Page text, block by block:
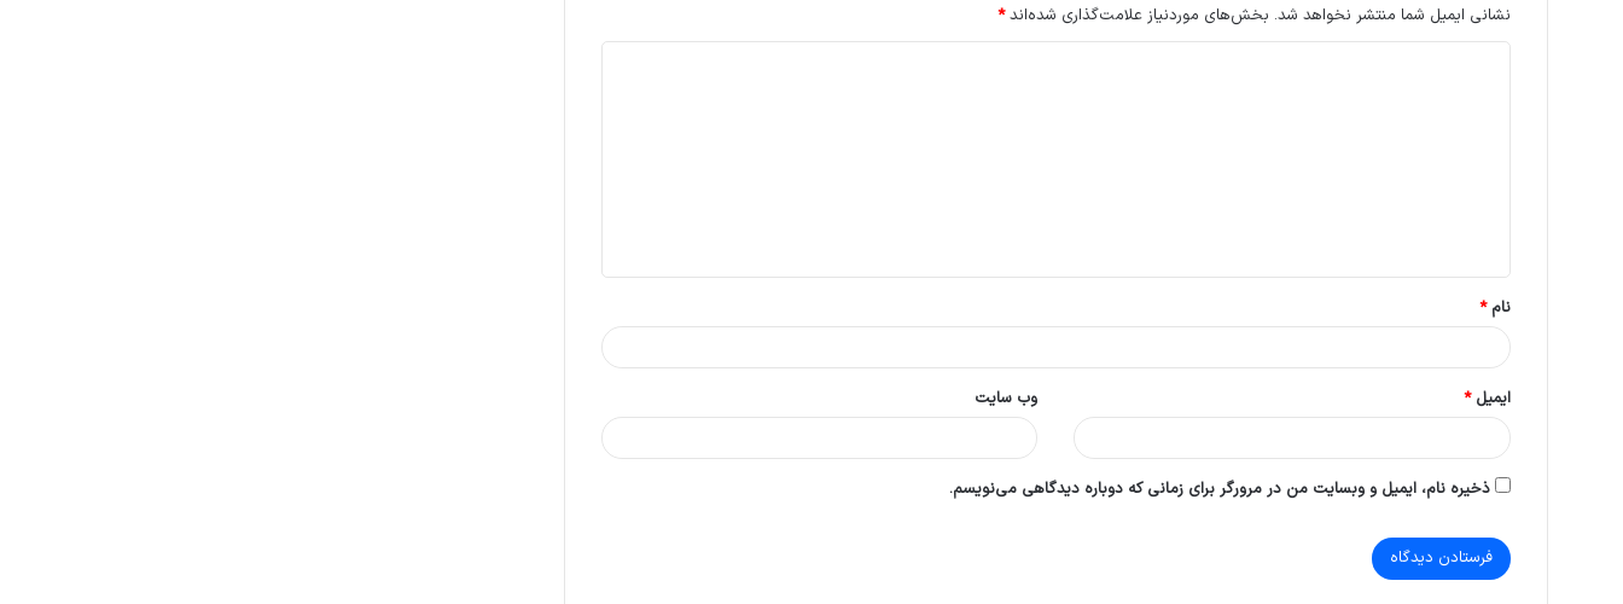
نشانی ایمیل شما منتشر نخواهد شد. بخش‌های موردنیاز علامت‌گذاری شده‌اند*
*
نام*
ایمیل* وب‌ سایت
ذخیره نام، ایمیل و وبسایت من در مرورگر برای زمانی که دوباره دیدگاهی می‌نویسم.